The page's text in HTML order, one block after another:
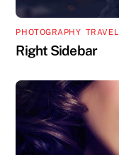
PHOTOGRAPHY, TRAVEL
Right Sidebar